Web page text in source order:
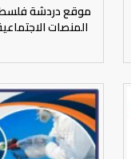
موقع دردشة
المنصات